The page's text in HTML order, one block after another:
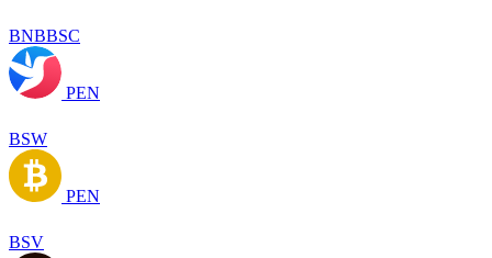
BNBBSC
PEN
BSW
PEN
BSV